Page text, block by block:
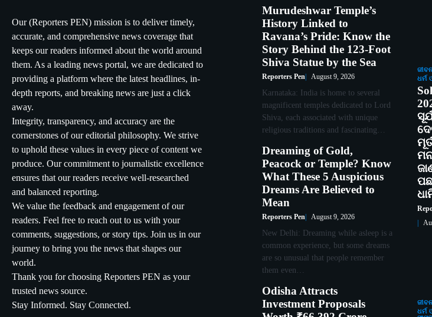
Our (Reporters PEN) mission is to deliver timely,
accurate, and comprehensive news coverage that
keeps our readers informed about the world around
them. As a leading news portal, we are dedicated to
providing a platform where the latest headlines, in-
depth reports, and breaking news are just a click
away.
Integrity, transparency, and accuracy are the
cornerstones of our editorial philosophy. We strive
to uphold these values in every piece of content we
produce. Our commitment to journalistic excellence
ensures that our readers receive well-researched
and balanced reporting.
We value the feedback and engagement of our
readers. Feel free to reach out to us with your
comments, suggestions, or story tips. Join us in our
journey to bring you the news that shapes our
world.
Thank you for choosing Reporters PEN as your
trusted news source.
Stay Informed. Stay Connected.
Murudeshwar Temple’s
History Linked to
Ravana’s Pride: Know the
Story Behind the 123-Foot
Shiva Statue by the Sea
Reporters Pen August 9, 2026
Karnataka: India is home to several
magnificent temples dedicated to Lord
Shiva, each associated with unique
religious traditions and fascinating…
Dreaming of Gold,
Peacock or Temple? Know
What These 5 Auspicious
Dreams Are Believed to
Mean
Reporters Pen August 9, 2026
New Delhi: Dreaming while asleep is a
common experience, but some dreams
are so unusual that people remember
them even…
Odisha Attracts
Investment Proposals
ଧର୍ମ
ଧର୍ମ